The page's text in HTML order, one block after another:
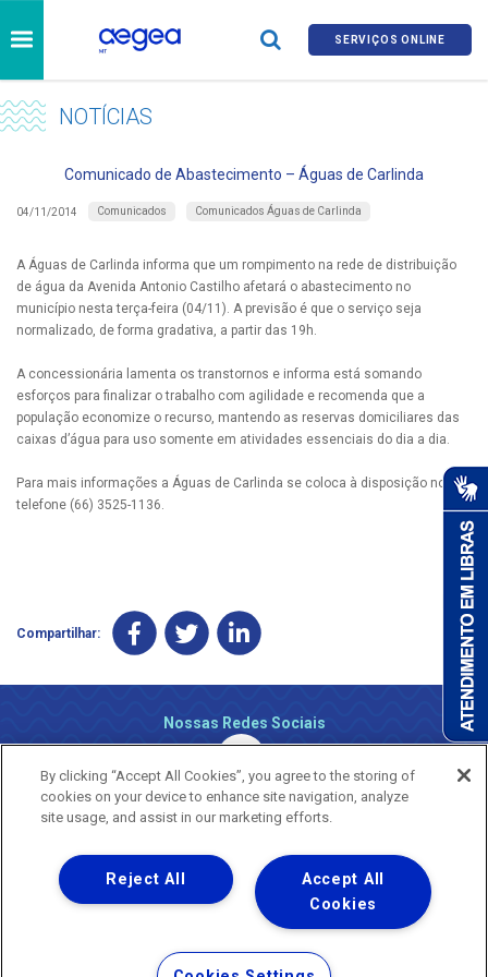
SERVIÇOS ONLINE
NOTÍCIAS
Comunicado de Abastecimento – Águas de Carlinda
04/11/2014 Comunicados Comunicados Águas de Carlinda
A Águas de Carlinda informa que um rompimento na rede de distribuição
de água da Avenida Antonio Castilho afetará o abastecimento no
município nesta terça-feira (04/11). A previsão é que o serviço seja
normalizado, de forma gradativa, a partir das 19h.
A concessionária lamenta os transtornos e informa está somando
esforços para finalizar o trabalho com agilidade e recomenda que a
população economize o recurso, mantendo as reservas domiciliares das
caixas d’água para uso somente em atividades essenciais do dia a dia.
Para mais informações a Águas de Carlinda se coloca à disposição no
telefone (66) 3525-1136.
Compartilhar:
Nossas Redes Sociais
Uma empresa
Copyright ® 2026 - Todos os Direitos Reservados.
Nossa natureza movimenta a vida
Termos Gerais de Uso de Sites e Aplicativos
By clicking “Accept All Cookies”, you agree to the storing of
cookies on your device to enhance site navigation, analyze
site usage, and assist in our marketing efforts.
Accept All
Cookies
Reject All